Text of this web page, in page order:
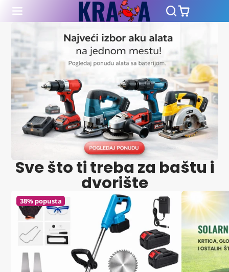
kraba.online
Sve što ti treba za baštu i
dvorište
38% popusta